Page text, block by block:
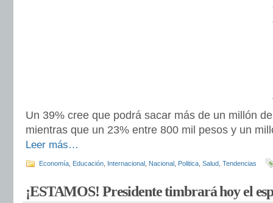
Un 39% cree que podrá sacar más de un millón
mientras que un 23% entre 800 mil pesos y un
Leer más…
Economía Educación Internacional Nacional Politica Salud Tendencias
¡ESTAMOS! Presidente timbrará hoy el